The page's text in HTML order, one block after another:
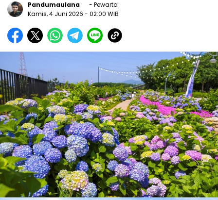
Pandumaulana
- Pewarta
Kamis, 4 Juni 2026 - 02:00 WIB